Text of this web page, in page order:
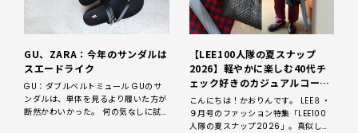
GU、ZARA：今年のサンダルは
スエードライク
GU：ダブルベルトミュール GUのサ
ンダルは、単体を見るより履いた方が
断然かわいかった。 何の気なしに試
【LEE100人隊の夏スナップ
2026】軽やかに楽しむ40代チ
ェック好きのカジュアルコーデ
にしてみる
こんにちは！かおりんです。 LEE８・
９月号のファッション特集「LEE100
人隊の夏スナップ2026」。真似して